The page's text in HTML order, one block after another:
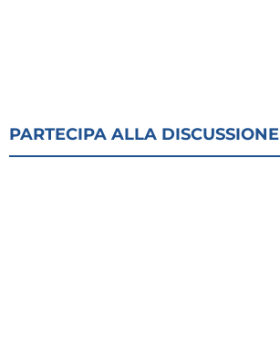
PARTECIPA ALLA DISCUSSIONE